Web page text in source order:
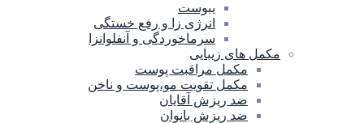
یبوست
انرژی زا و رفع خستگی
سرماخوردگی و آنفلوانزا
مکمل های زیبایی
مکمل مراقبت پوست
مکمل تقویت مو،پوست و ناخن
ضد ریزش آقایان
ضد ریزش بانوان